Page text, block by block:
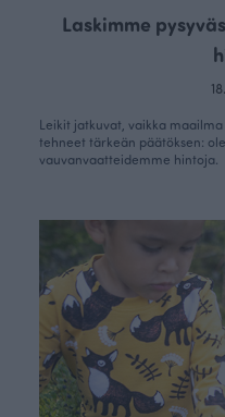
Laskimme
Leikit jatkuvat, vaikka
tehneet tärkeän päätöksen:
vauvanvaatteidemme hintoja.